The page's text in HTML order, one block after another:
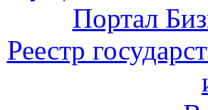
Портал
Реестр